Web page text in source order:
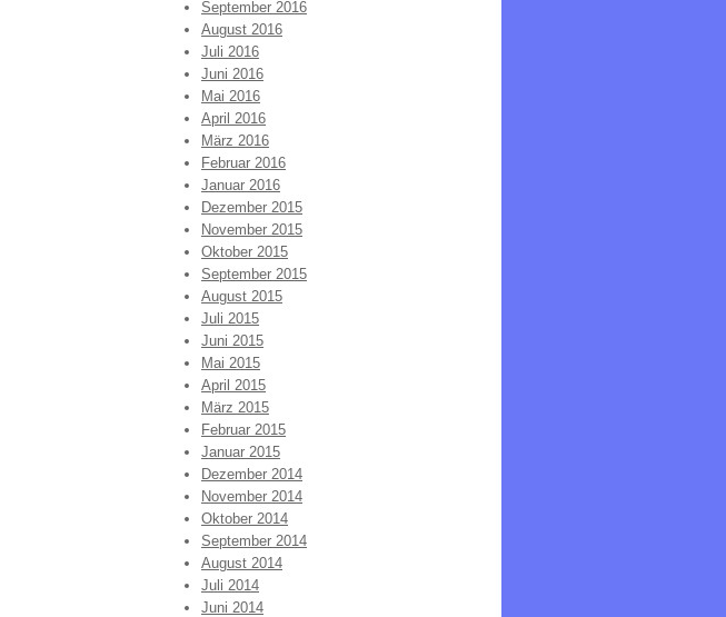
September 2016
August 2016
Juli 2016
Juni 2016
Mai 2016
April 2016
März 2016
Februar 2016
Januar 2016
Dezember 2015
November 2015
Oktober 2015
September 2015
August 2015
Juli 2015
Juni 2015
Mai 2015
April 2015
März 2015
Februar 2015
Januar 2015
Dezember 2014
November 2014
Oktober 2014
September 2014
August 2014
Juli 2014
Juni 2014